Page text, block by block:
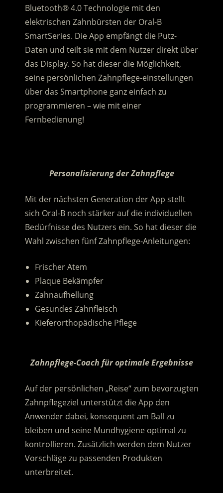
Bluetooth® 4.0 Technologie mit den
elektrischen Zahnbürsten der Oral-B
SmartSeries. Die App empfängt die Putz-
Daten und teilt sie mit dem Nutzer direkt über
das Display. So hat dieser die Möglichkeit,
seine persönlichen Zahnpflege-einstellungen
über das Smartphone ganz einfach zu
programmieren – wie mit einer
Fernbedienung!
Personalisierung der Zahnpflege
Mit der nächsten Generation der App stellt
sich Oral-B noch stärker auf die individuellen
Bedürfnisse des Nutzers ein. So hat dieser die
Wahl zwischen fünf Zahnpflege-Anleitungen:
Frischer Atem
Plaque Bekämpfer
Zahnaufhellung
Gesundes Zahnfleisch
Kieferorthopädische Pflege
Zahnpflege-Coach für optimale Ergebnisse
Auf der persönlichen „Reise“ zum bevorzugten
Zahnpflegeziel unterstützt die App den
Anwender dabei, konsequent am Ball zu
bleiben und seine Mundhygiene optimal zu
kontrollieren. Zusätzlich werden dem Nutzer
Vorschläge zu passenden Produkten
unterbreitet.